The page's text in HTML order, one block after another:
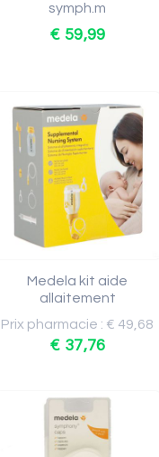
symph.m
€ 59,99
Medela kit aide
allaitement
Prix pharmacie : € 49,68
€ 37,76